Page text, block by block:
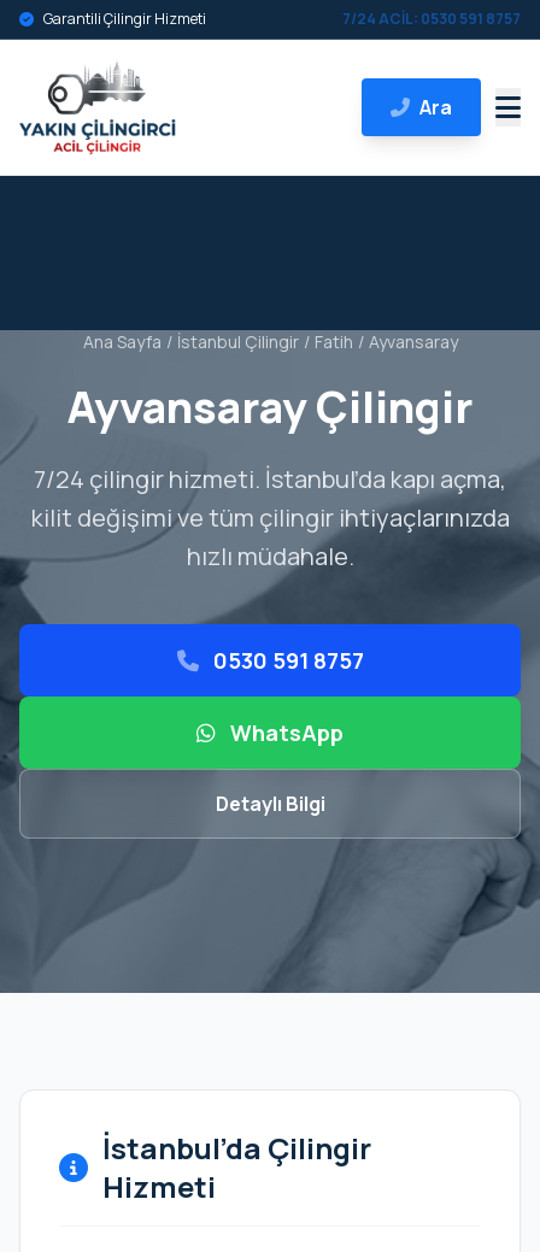
Garantili Çilingir Hizmeti 7/24 ACİL: 0530 591 8757
Ara
Ana Sayfa / İstanbul Çilingir / Fatih / Ayvansaray
Ayvansaray Çilingir
7/24 çilingir hizmeti. İstanbul’da kapı açma,
kilit değişimi ve tüm çilingir ihtiyaçlarınızda
hızlı müdahale.
0530 591 8757
WhatsApp
Detaylı Bilgi
İstanbul’da Çilingir
Hizmeti